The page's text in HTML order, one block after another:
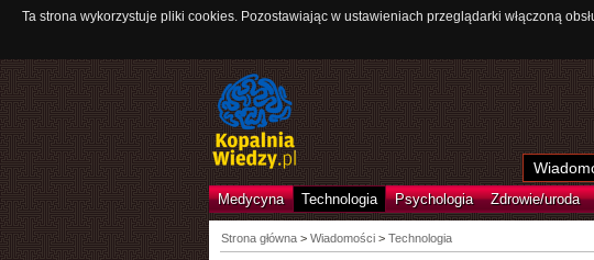
Ta strona wykorzystuje pliki cookies. Pozostawiając w ustawieniach przeglądarki włączoną
Medycyna Technologia Psychologia Zdrowie/uroda
Strona główna> Wiadomości > Technologia